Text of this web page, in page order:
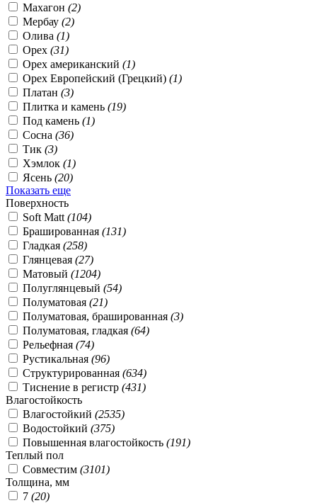
Махагон (2)
Мербау (2)
Олива (1)
Орех (31)
Орех американский (1)
Орех Европейский (Грецкий) (1)
Платан (3)
Плитка и камень (19)
Под камень (1)
Сосна (36)
Тик (3)
Хэмлок (1)
Ясень (20)
Показать еще
Поверхность
Soft Matt (104)
Брашированная (131)
Гладкая (258)
Глянцевая (27)
Матовый (1204)
Полуглянцевый (54)
Полуматовая (21)
Полуматовая, брашированная (3)
Полуматовая, гладкая (64)
Рельефная (74)
Рустикальная (96)
Структурированная (634)
Тиснение в регистр (431)
Влагостойкость
Влагостойкий (2535)
Водостойкий (375)
Повышенная влагостойкость (191)
Теплый пол
Совместим (3101)
Толщина, мм
7 (20)